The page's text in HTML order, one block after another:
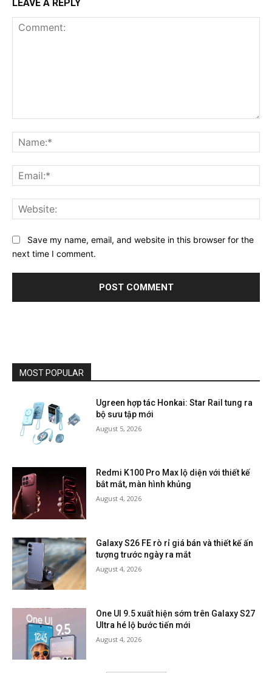
LEAVE A REPLY
Save my name, email, and website in this browser for the
next time I comment.
MOST POPULAR
Ugreen hợp tác Honkai: Star Rail tung ra
bộ sưu tập mới
August 5, 2026
Redmi K100 Pro Max lộ diện với thiết kế
bắt mắt, màn hình khủng
August 4, 2026
Galaxy S26 FE rò rỉ giá bán và thiết kế ấn
tượng trước ngày ra mắt
August 4, 2026
One UI 9.5 xuất hiện sớm trên Galaxy S27
Ultra hé lộ bước tiến mới
August 4, 2026